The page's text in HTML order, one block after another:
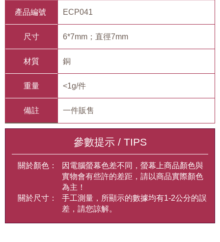
產品編號 ECP041
尺寸 6*7mm；直徑7mm
材質 銅
重量 <1g/件
備註 一件販售
參數提示 / TIPS
關於顏色：
因電腦螢幕色差不同，螢幕上商品顏色與
實物會有些許的差距，請以商品實際顏色
為主！
關於尺寸：
手工測量，所顯示的數據均有1-2公分的誤
差，請您諒解。